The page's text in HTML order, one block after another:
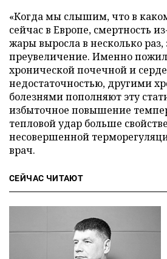
«Когда мы слышим, что в
сейчас в Европе, смертность
жары выросла в несколько раз,
преувеличение. Именно
хронической почечной и
недостаточностью, другими
болезнями пополняют эту
избыточное повышение
тепловой удар больше
несовершенной
врач.
СЕЙЧАС ЧИТАЮТ